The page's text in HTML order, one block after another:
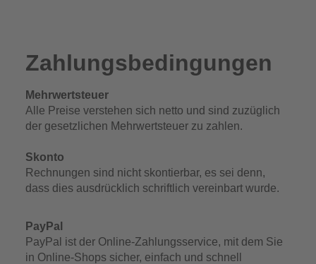
Zahlungsbedingungen
Mehrwertsteuer
Alle Preise verstehen sich netto und sind zuzüglich
der gesetzlichen Mehrwertsteuer zu zahlen.
Skonto
Rechnungen sind nicht skontierbar, es sei denn,
dass dies ausdrücklich schriftlich vereinbart wurde.
PayPal
PayPal ist der Online-Zahlungsservice, mit dem Sie
in Online-Shops sicher, einfach und schnell